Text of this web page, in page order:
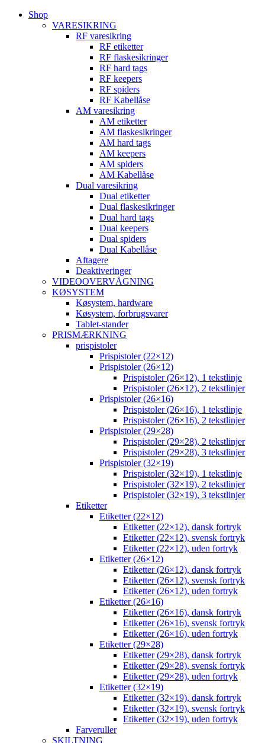
Shop
VARESIKRING
RF varesikring
RF etiketter
RF flaskesikringer
RF hard tags
RF keepers
RF spiders
RF Kabellåse
AM varesikring
AM etiketter
AM flaskesikringer
AM hard tags
AM keepers
AM spiders
AM Kabellåse
Dual varesikring
Dual etiketter
Dual flaskesikringer
Dual hard tags
Dual keepers
Dual spiders
Dual Kabellåse
Aftagere
Deaktiveringer
VIDEOOVERVÅGNING
KØSYSTEM
Køsystem, hardware
Køsystem, forbrugsvarer
Tablet-stander
PRISMÆRKNING
prispistoler
Prispistoler (22×12)
Prispistoler (26×12)
Prispistoler (26×12), 1 tekstlinje
Prispistoler (26×12), 2 tekstlinjer
Prispistoler (26×16)
Prispistoler (26×16), 1 tekstlinje
Prispistoler (26×16), 2 tekstlinjer
Prispistoler (29×28)
Prispistoler (29×28), 2 tekstlinjer
Prispistoler (29×28), 3 tekstlinjer
Prispistoler (32×19)
Prispistoler (32×19), 1 tekstlinje
Prispistoler (32×19), 2 tekstlinjer
Prispistoler (32×19), 3 tekstlinjer
Etiketter
Etiketter (22×12)
Etiketter (22×12), dansk fortryk
Etiketter (22×12), svensk fortryk
Etiketter (22×12), uden fortryk
Etiketter (26×12)
Etiketter (26×12), dansk fortryk
Etiketter (26×12), svensk fortryk
Etiketter (26×12), uden fortryk
Etiketter (26×16)
Etiketter (26×16), dansk fortryk
Etiketter (26×16), svensk fortryk
Etiketter (26×16), uden fortryk
Etiketter (29×28)
Etiketter (29×28), dansk fortryk
Etiketter (29×28), svensk fortryk
Etiketter (29×28), uden fortryk
Etiketter (32×19)
Etiketter (32×19), dansk fortryk
Etiketter (32×19), svensk fortryk
Etiketter (32×19), uden fortryk
Farveruller
SKILTNING